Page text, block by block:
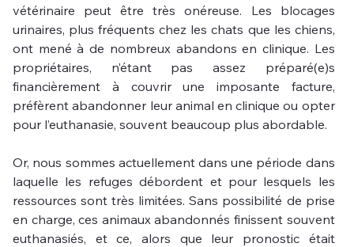
vétérinaire peut être très onéreuse. Les blocages
urinaires, plus fréquents chez les chats que les chiens,
ont mené à de nombreux abandons en clinique. Les
propriétaires, n’étant pas assez préparé(e)s
financièrement à couvrir une imposante facture,
préfèrent abandonner leur animal en clinique ou opter
pour l’euthanasie, souvent beaucoup plus abordable.
Or, nous sommes actuellement dans une période dans
laquelle les refuges débordent et pour lesquels les
ressources sont très limitées. Sans possibilité de prise
en charge, ces animaux abandonnés finissent souvent
euthanasiés, et ce, alors que leur pronostic était